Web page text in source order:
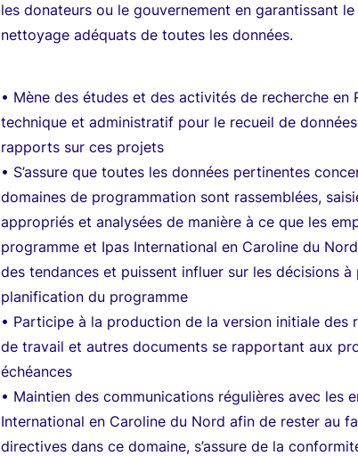
les donateurs ou le gouvernement en garantissant
nettoyage adéquats de toutes les données.
• Mène des études et des activités de recherche en
technique et administratif pour le recueil de
rapports sur ces projets
• S’assure que toutes les données pertinentes
domaines de programmation sont rassemblées,
appropriés et analysées de manière à ce que les
programme et Ipas International en Caroline du
des tendances et puissent influer sur les décisions
planification du programme
• Participe à la production de la version initiale des
de travail et autres documents se rapportant aux
échéances
• Maintien des communications régulières avec les
International en Caroline du Nord afin de rester au
directives dans ce domaine, s’assure de la